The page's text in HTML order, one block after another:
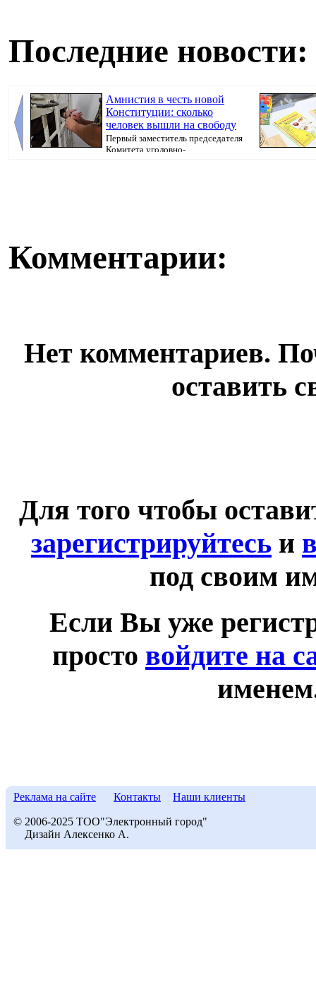
Последние новости:
Амнистия в честь новой
Конституции: сколько
человек вышли на свободу
Первый заместитель председателя
Комитета уголовно-
Комментарии:
Нет комментариев.
оставить
Для того чтобы
зарегистрируйтесь и
под своим
Если Вы уже
просто войдите на
Реклама на сайте Контакты Наши клиенты
© 2006-2025 ТОО"Электронный город"
Дизайн Алексенко А.